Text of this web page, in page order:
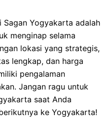
Sagan Yogyakarta adalah
menginap selama
lokasi yang strategis,
lengkap, dan harga
pengalaman
Jangan ragu untuk
saat Anda
ke Yogyakarta!